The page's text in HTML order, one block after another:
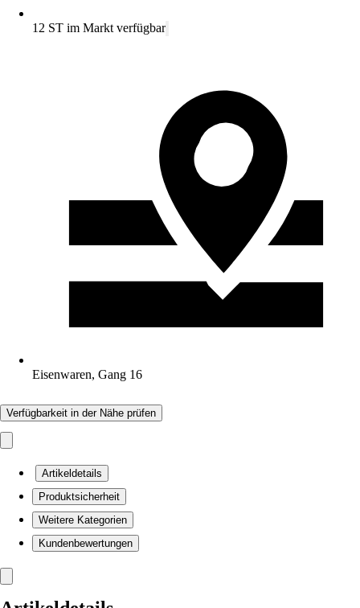
12 ST im Markt verfügbar
Eisenwaren, Gang 16
Verfügbarkeit in der Nähe prüfen
Artikeldetails
Produktsicherheit
Weitere Kategorien
Kundenbewertungen